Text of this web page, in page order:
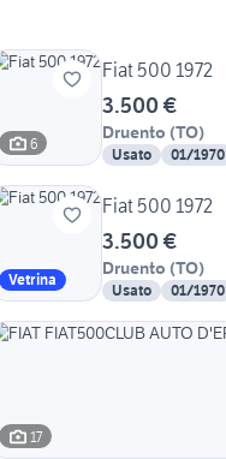
6
Fiat 500 1972
3.500 €
Druento (TO)
Usato 01/1970
Vetrina
Fiat 500 1972
3.500 €
Druento (TO)
Usato 01/1970
17